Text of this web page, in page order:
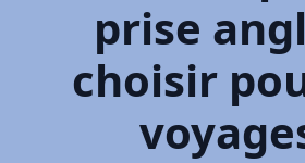
prise
choisir